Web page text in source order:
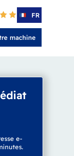
machine
4.6FR
e-